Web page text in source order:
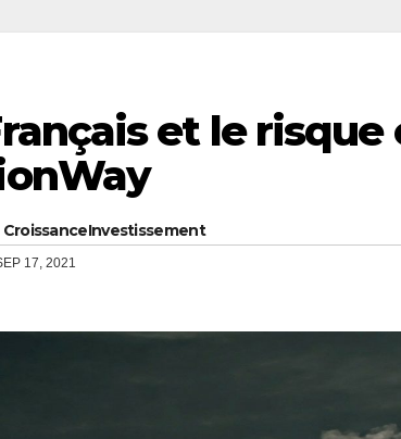
et le
CroissanceInvestissement
17, 2021